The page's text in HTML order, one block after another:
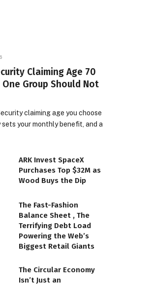
Claiming Age 70
One Group Should Not
claiming age you choose
your monthly benefit, and a
ARK Invest SpaceX
Purchases Top $32M as
Wood Buys the Dip
The Fast-Fashion
Balance Sheet , The
Terrifying Debt Load
Powering the Web’s
Biggest Retail Giants
The Circular Economy
Isn’t Just an